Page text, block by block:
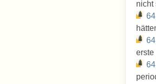
nicht
erste